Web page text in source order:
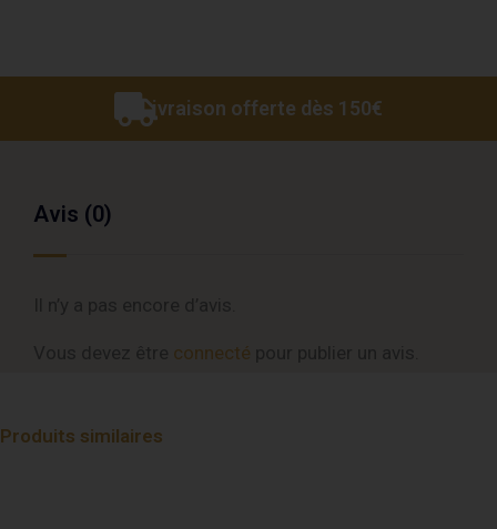
Livraison offerte dès 150€
Avis (0)
connecté
Produits similaires